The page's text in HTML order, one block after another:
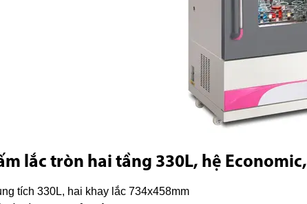
lắc tròn hai tầng 330L, hệ Economic,
tích 330L, hai khay lắc 734x458mm